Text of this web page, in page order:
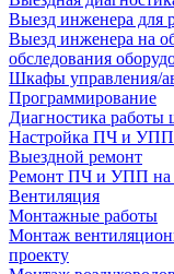
Выезд инженера для
Выезд инженера на
обследования
Шкафы управления/
Программирование
Диагностика работы
Настройка ПЧ и УПП
Выездной ремонт
Ремонт ПЧ и УПП на
Вентиляция
Монтажные работы
Монтаж
проекту